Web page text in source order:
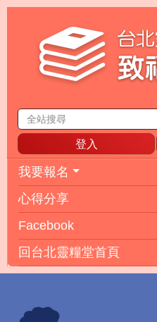
登入
我要報名
心得分享
Facebook
回台北靈糧堂首頁